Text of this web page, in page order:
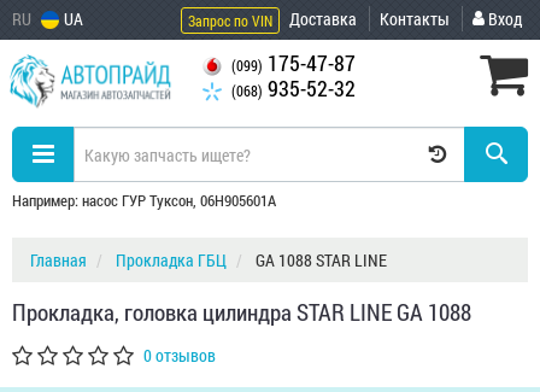
RU UA Запрос по VIN Доставка Контакты Вход
(099) 175-47-87
(068) 935-52-32
Например: насос ГУР Туксон, 06H905601A
Главная Прокладка ГБЦ GA 1088 STAR LINE
Прокладка, головка цилиндра STAR LINE GA 1088
0 отзывов